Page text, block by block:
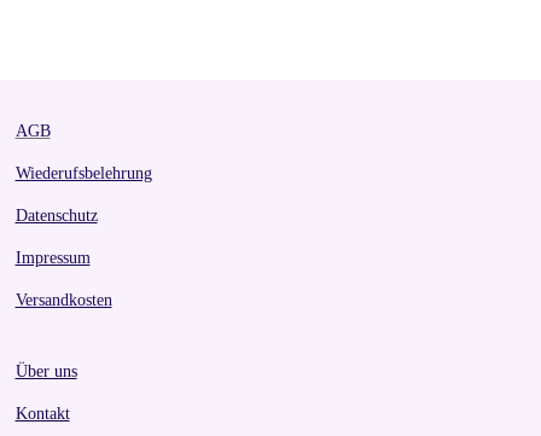
AGB
Wiederufsbelehrung
Datenschutz
Impressum
Versandkosten
Über uns
Kontakt